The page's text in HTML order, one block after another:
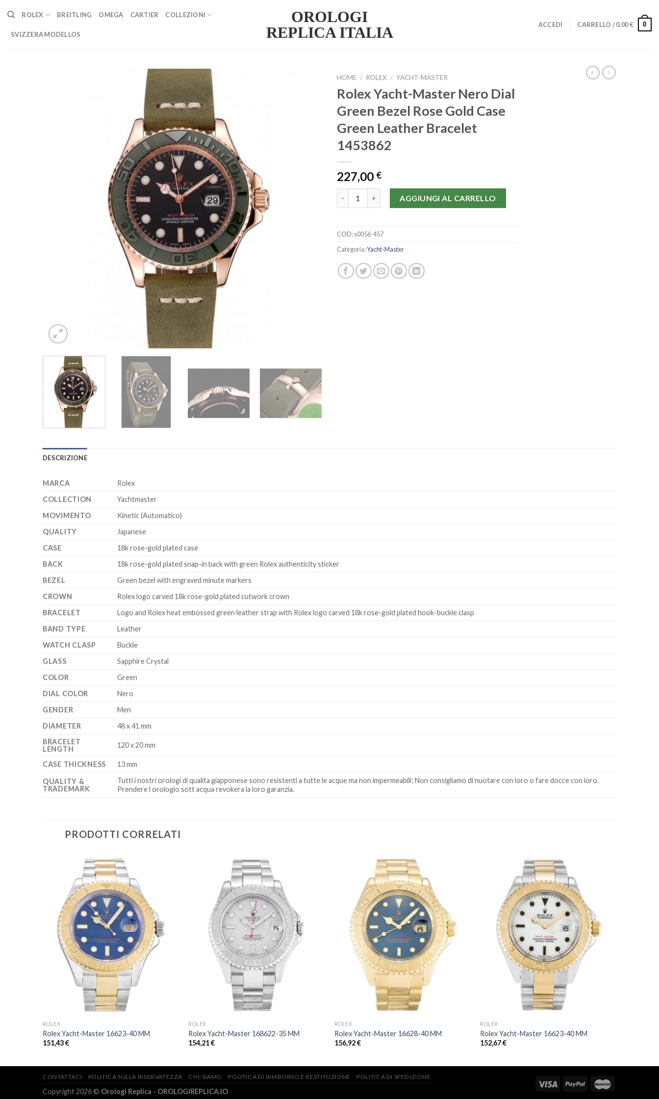
content
OROLOGI
REPLICA ITALIA
ROLEX BREITLING OMEGA CARTIER COLLEZIONI
SVIZZERA MODELLOS
ACCEDI CARRELLO /0,00€ 0
HOME / ROLEX / YACHT-MASTER
Rolex Yacht-Master Nero Dial
Green Bezel Rose Gold Case
Green Leather Bracelet
1453862
227,00 €
AGGIUNGI AL CARRELLO
COD:s0056-457
Categoria:Yacht-Master
DESCRIZIONE
MARCA
Rolex
COLLECTION
Yachtmaster
MOVIMENTO
Kinetic (Automatico)
QUALITY
Japanese
CASE
18k rose-gold plated case
BACK
18k rose-gold plated snap-in back with green Rolex authenticity sticker
BEZEL
Green bezel with engraved minute markers
CROWN
Rolex logo carved 18k rose-gold plated cutwork crown
BRACELET
Logo and Rolex heat embossed green leather strap with Rolex logo carved 18k rose-gold plated hook-buckle clasp
BAND TYPE
Leather
WATCH CLASP
Buckle
GLASS
Sapphire Crystal
COLOR
Green
DIAL COLOR
Nero
GENDER
Men
DIAMETER
48 x 41 mm
BRACELET
LENGTH
120 x 20 mm
CASE THICKNESS 13 mm
QUALITY &
TRADEMARK
Tutti i nostri orologi di qualita giapponese sono resistenti a tutte le acque ma non impermeabili; Non consigliamo di nuotare con loro o fare docce con loro.
Prendere l orologio sott acqua revokera la loro garanzia.
PRODOTTI CORRELATI
ROLEX
Rolex Yacht-Master 16623-40 MM
151,43€
ROLEX
Rolex Yacht-Master 168622-35 MM
154,21€
ROLEX
Rolex Yacht-Master 16628-40 MM
156,92€
ROLEX
Rolex Yacht-Master 16623-40 MM
152,67€
CONTATTACI POLITICA SULLA RISERVATEZZA CHI-SIAMO POLITICA DI RIMBORSO E RESTITUZIONE POLITICA DI SPEDIZIONE
Copyright 2026 © Orologi Replica - OROLOGIREPLICA.IO